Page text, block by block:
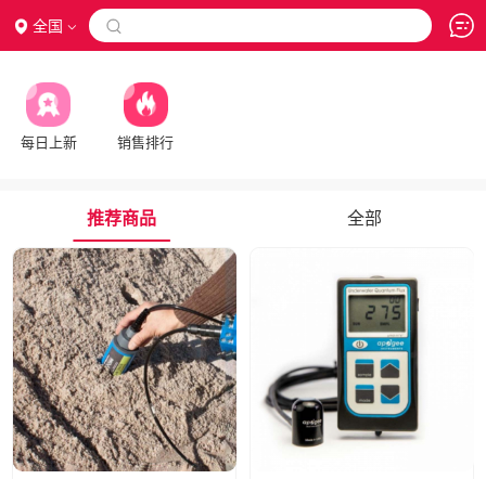
全国 
每日上新 销售排行
推荐商品 全部